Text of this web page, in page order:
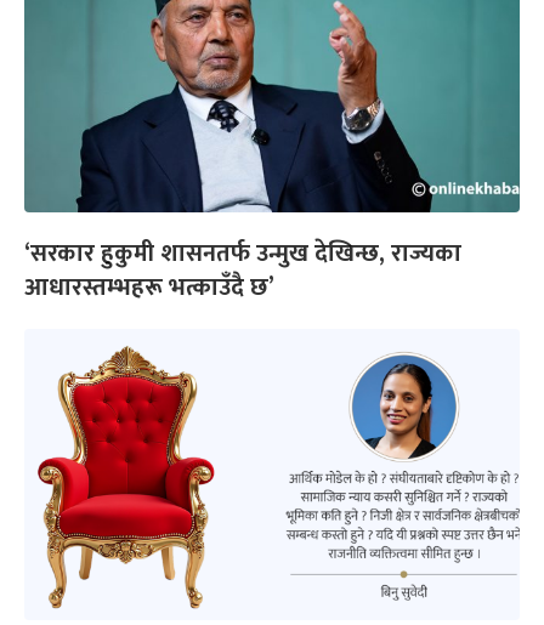
‘सरकार हुकुमी शासनतर्फ उन्मुख देखिन्छ, राज्यका
आधारस्तम्भहरू भत्काउँदै छ’